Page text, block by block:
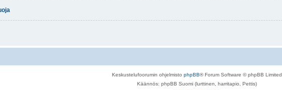
Keskustelufoorumin ohjelmisto phpBB® Forum Software © phpBB Limited
Käännös: phpBB Suomi (lurttinen, harritapio, Pettis)